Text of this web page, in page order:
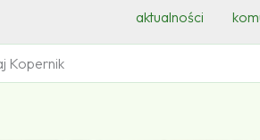
aktualności
Kopernik